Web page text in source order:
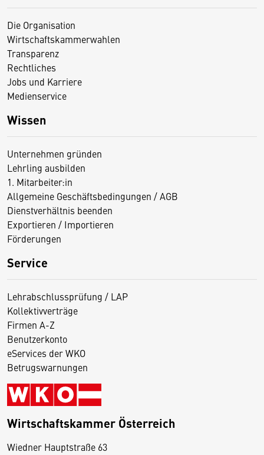
Die Organisation
Wirtschaftskammerwahlen
Transparenz
Rechtliches
Jobs und Karriere
Medienservice
Wissen
Unternehmen gründen
Lehrling ausbilden
1. Mitarbeiter:in
Allgemeine Geschäftsbedingungen / AGB
Dienstverhältnis beenden
Exportieren / Importieren
Förderungen
Service
Lehrabschlussprüfung / LAP
Kollektivverträge
Firmen A-Z
Benutzerkonto
eServices der WKO
Betrugswarnungen
Wirtschaftskammer Österreich
Wiedner Hauptstraße 63
D